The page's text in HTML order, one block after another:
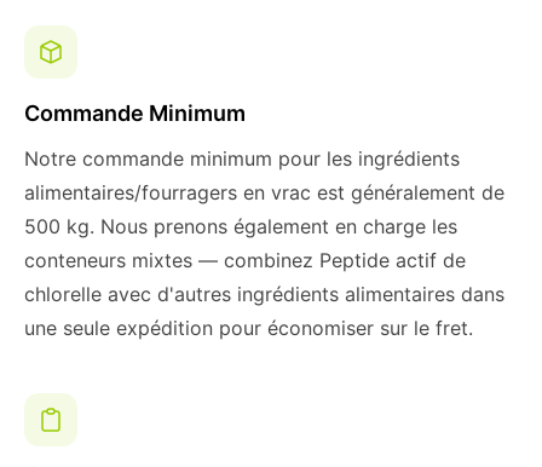
Commande Minimum
Notre commande minimum pour les ingrédients
alimentaires/fourragers en vrac est généralement de
500 kg. Nous prenons également en charge les
conteneurs mixtes — combinez Peptide actif de
chlorelle avec d'autres ingrédients alimentaires dans
une seule expédition pour économiser sur le fret.